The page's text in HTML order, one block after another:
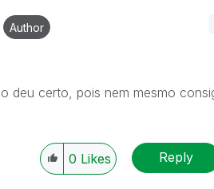
Author
deu certo, pois nem mesmo
0 Likes Reply